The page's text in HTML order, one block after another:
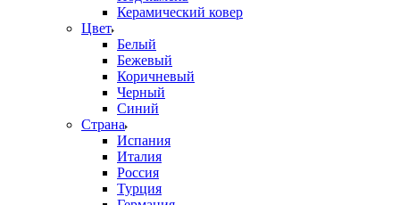
Керамический ковер
Цвет
Белый
Бежевый
Коричневый
Черный
Синий
Страна
Испания
Италия
Россия
Турция